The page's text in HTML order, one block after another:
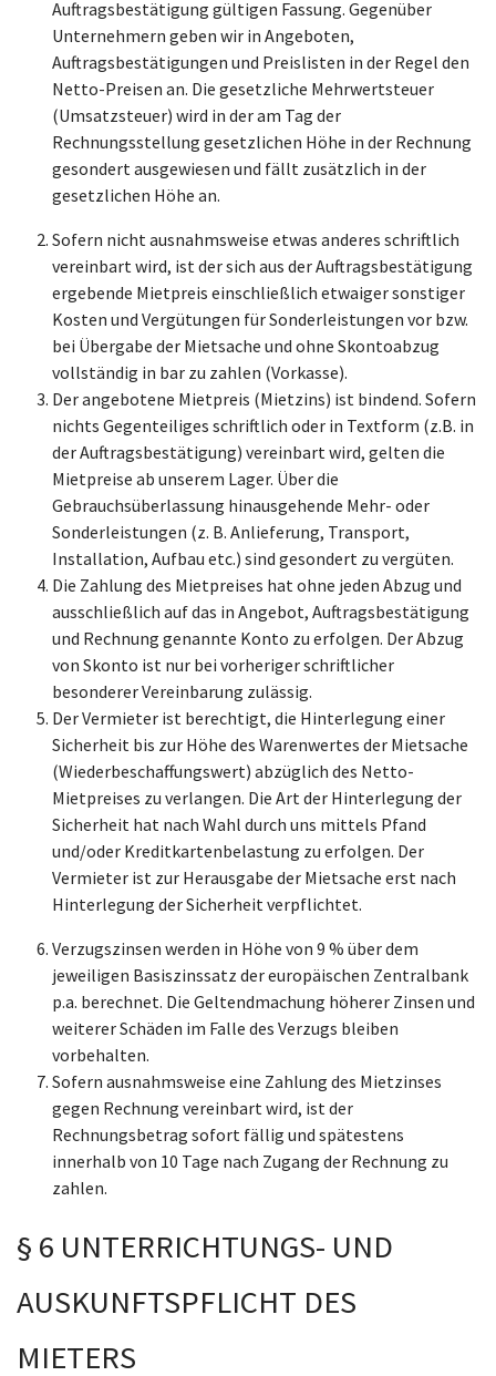
Auftragsbestätigung gültigen Fassung. Gegenüber
Unternehmern geben wir in Angeboten,
Auftragsbestätigungen und Preislisten in der Regel den
Netto-Preisen an. Die gesetzliche Mehrwertsteuer
(Umsatzsteuer) wird in der am Tag der
Rechnungsstellung gesetzlichen Höhe in der Rechnung
gesondert ausgewiesen und fällt zusätzlich in der
gesetzlichen Höhe an.
Sofern nicht ausnahmsweise etwas anderes schriftlich
vereinbart wird, ist der sich aus der Auftragsbestätigung
ergebende Mietpreis einschließlich etwaiger sonstiger
Kosten und Vergütungen für Sonderleistungen vor bzw.
bei Übergabe der Mietsache und ohne Skontoabzug
vollständig in bar zu zahlen (Vorkasse).
Der angebotene Mietpreis (Mietzins) ist bindend. Sofern
nichts Gegenteiliges schriftlich oder in Textform (z.B. in
der Auftragsbestätigung) vereinbart wird, gelten die
Mietpreise ab unserem Lager. Über die
Gebrauchsüberlassung hinausgehende Mehr- oder
Sonderleistungen (z. B. Anlieferung, Transport,
Installation, Aufbau etc.) sind gesondert zu vergüten.
Die Zahlung des Mietpreises hat ohne jeden Abzug und
ausschließlich auf das in Angebot, Auftragsbestätigung
und Rechnung genannte Konto zu erfolgen. Der Abzug
von Skonto ist nur bei vorheriger schriftlicher
besonderer Vereinbarung zulässig.
Der Vermieter ist berechtigt, die Hinterlegung einer
Sicherheit bis zur Höhe des Warenwertes der Mietsache
(Wiederbeschaffungswert) abzüglich des Netto-
Mietpreises zu verlangen. Die Art der Hinterlegung der
Sicherheit hat nach Wahl durch uns mittels Pfand
und/oder Kreditkartenbelastung zu erfolgen. Der
Vermieter ist zur Herausgabe der Mietsache erst nach
Hinterlegung der Sicherheit verpflichtet.
Verzugszinsen werden in Höhe von 9 % über dem
jeweiligen Basiszinssatz der europäischen Zentralbank
p.a. berechnet. Die Geltendmachung höherer Zinsen und
weiterer Schäden im Falle des Verzugs bleiben
vorbehalten.
Sofern ausnahmsweise eine Zahlung des Mietzinses
gegen Rechnung vereinbart wird, ist der
Rechnungsbetrag sofort fällig und spätestens
innerhalb von 10 Tage nach Zugang der Rechnung zu
zahlen.
§ 6 UNTERRICHTUNGS- UND
AUSKUNFTSPFLICHT DES
MIETERS